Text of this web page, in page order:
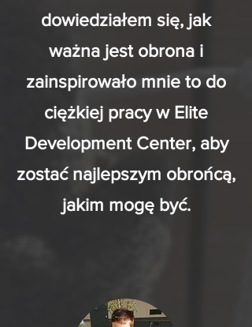
dowiedziałem się, jak
ważna jest obrona i
zainspirowało mnie to do
ciężkiej pracy w Elite
Development Center, aby
zostać najlepszym obrońcą,
jakim mogę być.